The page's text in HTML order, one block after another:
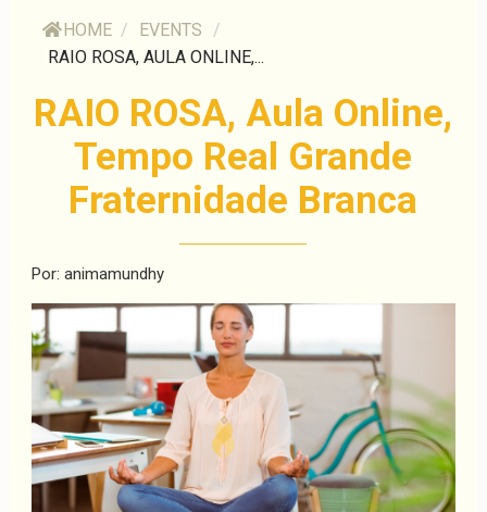
HOME / EVENTS
/
RAIO ROSA, AULA ONLINE,...
RAIO ROSA, Aula Online,
Tempo Real Grande
Fraternidade Branca
Por: animamundhy